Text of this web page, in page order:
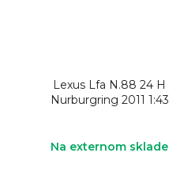
Lexus Lfa N.88 24 H
Nurburgring 2011 1:43
Na externom sklade